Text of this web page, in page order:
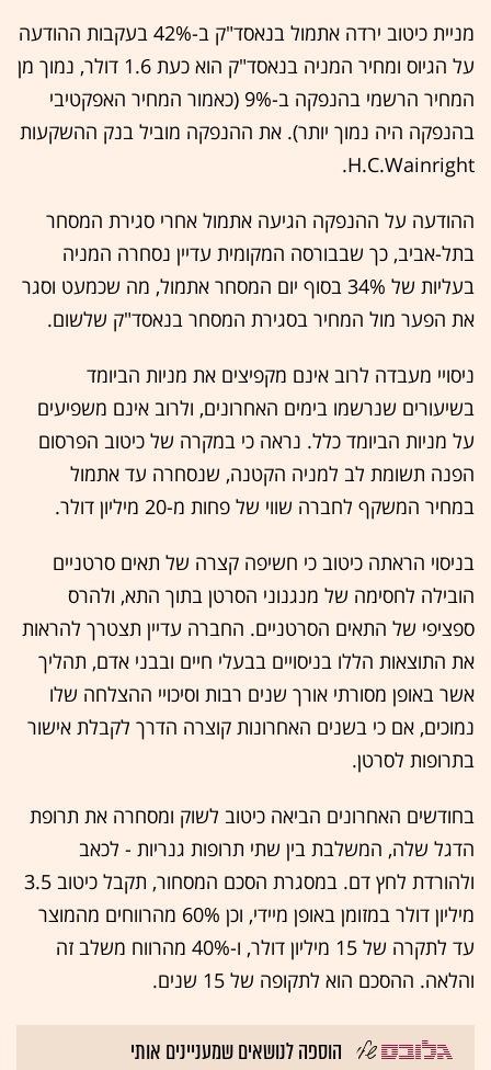
מניית כיטוב ירדה אתמול בנאסד"ק ב-42% בעקבות ההודעה
על הגיוס ומחיר המניה בנאסד"ק הוא כעת 1.6 דולר, נמוך מן
המחיר הרשמי בהנפקה ב-9% (כאמור המחיר האפקטיבי
בהנפקה היה נמוך יותר). את ההנפקה מוביל בנק ההשקעות
H.C.Wainright.
ההודעה על ההנפקה הגיעה אתמול אחרי סגירת המסחר
בתל-אביב, כך שבבורסה המקומית עדיין נסחרה המניה
בעליות של 34% בסוף יום המסחר אתמול, מה שכמעט וסגר
את הפער מול המחיר בסגירת המסחר בנאסד"ק שלשום.
ניסויי מעבדה לרוב אינם מקפיצים את מניות הביומד
בשיעורים שנרשמו בימים האחרונים, ולרוב אינם משפיעים
על מניות הביומד כלל. נראה כי במקרה של כיטוב הפרסום
הפנה תשומת לב למניה הקטנה, שנסחרה עד אתמול
במחיר המשקף לחברה שווי של פחות מ-20 מיליון דולר.
בניסוי הראתה כיטוב כי חשיפה קצרה של תאים סרטניים
הובילה לחסימה של מנגנוני הסרטן בתוך התא, ולהרס
ספציפי של התאים הסרטניים. החברה עדיין תצטרך להראות
את התוצאות הללו בניסויים בבעלי חיים ובבני אדם, תהליך
אשר באופן מסורתי אורך שנים רבות וסיכויי ההצלחה שלו
נמוכים, אם כי בשנים האחרונות קוצרה הדרך לקבלת אישור
בתרופות לסרטן.
בחודשים האחרונים הביאה כיטוב לשוק ומסחרה את תרופת
הדגל שלה, המשלבת בין שתי תרופות גנריות - לכאב
ולהורדת לחץ דם. במסגרת הסכם המסחור, תקבל כיטוב 3.5
מיליון דולר במזומן באופן מיידי, וכן 60% מהרווחים מהמוצר
עד לתקרה של 15 מיליון דולר, ו-40% מהרווח משלב זה
והלאה. ההסכם הוא לתקופה של 15 שנים.
הוספה לנושאים שמעניינים אותי